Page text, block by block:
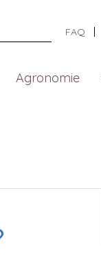
FAQ
Agronomie